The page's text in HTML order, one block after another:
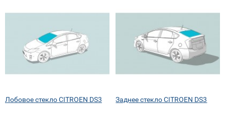
Лобовое стекло CITROEN DS3 Заднее стекло CITROEN DS3